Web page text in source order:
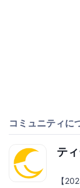
コミュニティに
テ
【